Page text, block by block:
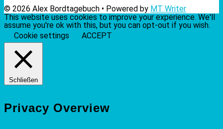
© 2026 Alex Bordtagebuch • Powered by MT Writer
This website uses cookies to improve your experience. We'll
assume you're ok with this, but you can opt-out if you wish.
Cookie settings
ACCEPT
Schließen
Privacy Overview